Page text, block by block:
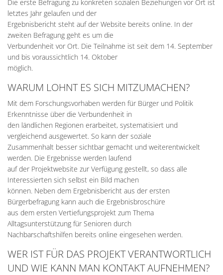
Die erste Befragung zu konkreten sozialen Beziehungen vor Ort ist
letztes Jahr gelaufen und der
Ergebnisbericht steht auf der Website bereits online. In der
zweiten Befragung geht es um die
Verbundenheit vor Ort. Die Teilnahme ist seit dem 14. September
und bis voraussichtlich 14. Oktober
möglich.
WARUM LOHNT ES SICH MITZUMACHEN?
Mit dem Forschungsvorhaben werden für Bürger und Politik
Erkenntnisse über die Verbundenheit in
den ländlichen Regionen erarbeitet, systematisiert und
vergleichend ausgewertet. So kann der soziale
Zusammenhalt besser sichtbar gemacht und weiterentwickelt
werden. Die Ergebnisse werden laufend
auf der Projektwebsite zur Verfügung gestellt, so dass alle
Interessierten sich selbst ein Bild machen
können. Neben dem Ergebnisbericht aus der ersten
Bürgerbefragung kann auch die Ergebnisbroschüre
aus dem ersten Vertiefungsprojekt zum Thema
Alltagsunterstützung für Senioren durch
Nachbarschaftshilfen bereits online eingesehen werden.
WER IST FÜR DAS PROJEKT VERANTWORTLICH
UND WIE KANN MAN KONTAKT AUFNEHMEN?